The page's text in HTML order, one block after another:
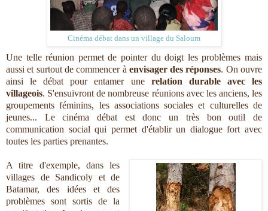
Cinéma débat dans un village du Saloum
Une telle réunion permet de pointer du doigt les problèmes mais
aussi et surtout de commencer à envisager des réponses. On ouvre
ainsi le débat pour entamer unerelation durable avec les
villageois. S'ensuivront de nombreuse réunions avec les anciens, les
groupements féminins, les associations sociales et culturelles de
jeunes... Le cinéma débat est donc un très bon outil de
communication social qui permet d'établir un dialogue fort avec
toutes les parties prenantes.
A titre d'exemple, dans les
villages de Sandicoly et de
Batamar, des idées et des
problèmes sont sortis de la